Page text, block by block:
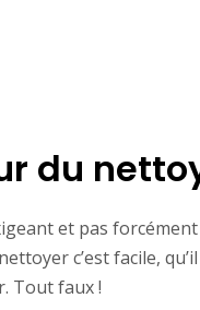
du
et pas forcément
c’est facile,
Tout faux !